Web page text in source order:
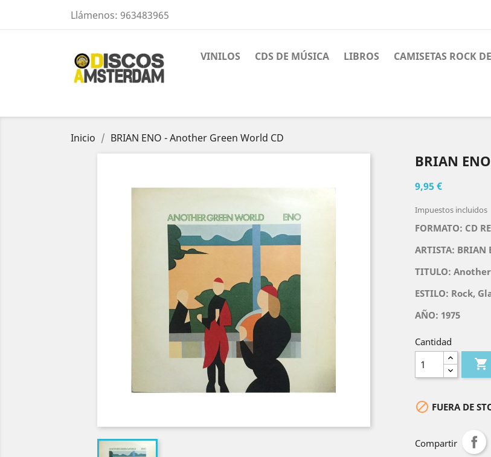
Llámenos: 963483965
VINILOS CDS DE MÚSICA LIBROS CAMISETAS ROCK
Inicio BRIAN ENO - Another Green World CD
BRIAN
9,95 €
Impuestos incluidos
FORMATO: CD
ARTISTA: BRIAN
TITULO:
ESTILO: Rock,
AÑO: 1975
Cantidad

 FUERA DE
Compartir